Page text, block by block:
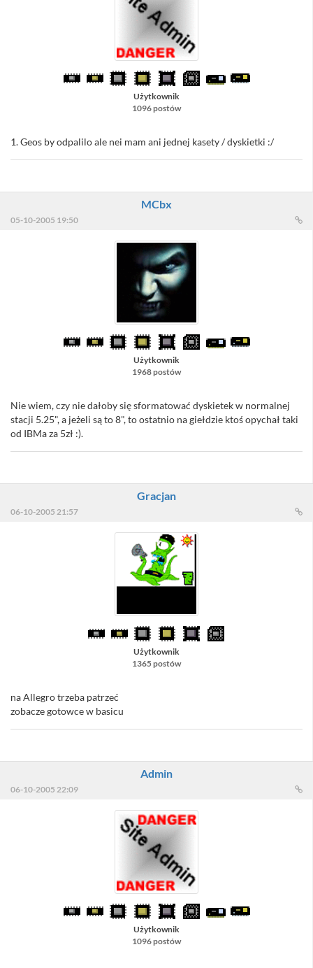
Użytkownik
1096 postów
1. Geos by odpalilo ale nei mam ani jednej kasety / dyskietki :/
MCbx
05-10-2005 19:50
Użytkownik
1968 postów
Nie wiem, czy nie dałoby się sformatować dyskietek w normalnej
stacji 5.25", a jeżeli są to 8", to ostatnio na giełdzie ktoś opychał taki
od IBMa za 5zł :).
Gracjan
06-10-2005 21:57
Użytkownik
1365 postów
na Allegro trzeba patrzeć
zobacze gotowce w basicu
Admin
06-10-2005 22:09
Użytkownik
1096 postów